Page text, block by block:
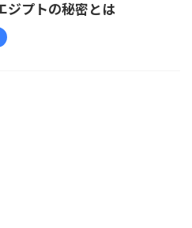
ジプトの秘密とは